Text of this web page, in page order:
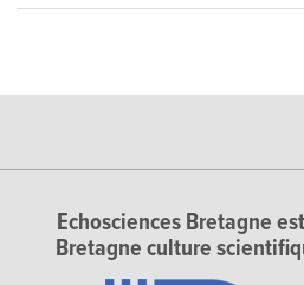
Echosciences Bretagne
Bretagne culture